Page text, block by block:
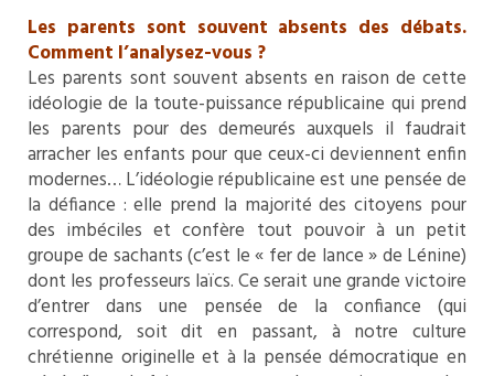
Les parents sont souvent absents des débats.
Comment l’analysez-vous ?
Les parents sont souvent absents en raison de cette
idéologie de la toute-puissance républicaine qui prend
les parents pour des demeurés auxquels il faudrait
arracher les enfants pour que ceux-ci deviennent enfin
modernes… L’idéologie républicaine est une pensée de
la défiance : elle prend la majorité des citoyens pour
des imbéciles et confère tout pouvoir à un petit
groupe de sachants (c’est le « fer de lance » de Lénine)
dont les professeurs laïcs. Ce serait une grande victoire
d’entrer dans une pensée de la confiance (qui
correspond, soit dit en passant, à notre culture
chrétienne originelle et à la pensée démocratique en